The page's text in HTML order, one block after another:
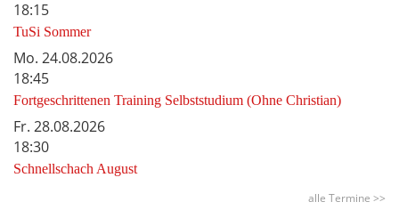
18:15
TuSi Sommer
Mo. 24.08.2026
18:45
Fortgeschrittenen Training Selbststudium (Ohne Christian)
Fr. 28.08.2026
18:30
Schnellschach August
alle Termine >>